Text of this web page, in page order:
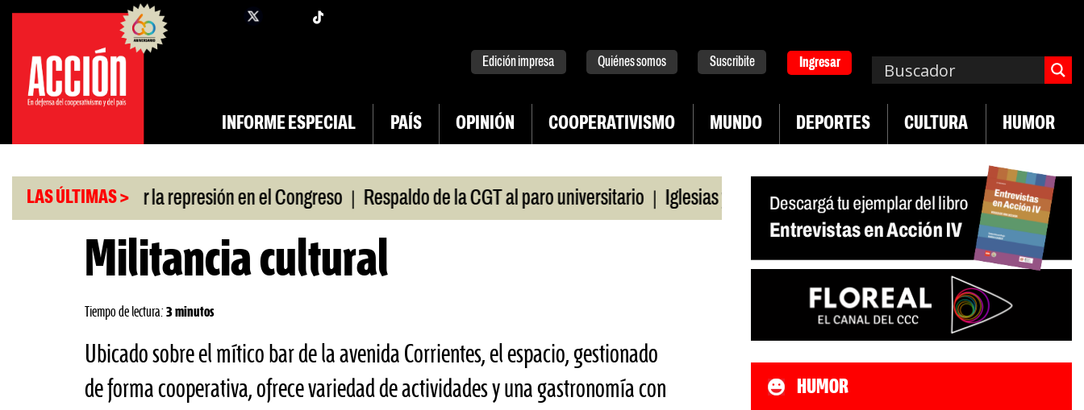
Saltar
contenido
facebook
Edición impresa Quiénes somos Suscribite Ingresar
INFORME ESPECIAL PAÍS OPINIÓN COOPERATIVISMO MUNDO DEPORTES CULTURA HUMOR
LAS ÚLTIMAS >
a policías por la represión en el Congreso | Respaldo de la CGT al paro universitario | Iglesias y templos asisten económicamente a la población |
Militancia cultural
Tiempo de lectura: 3 minutos
Ubicado sobre el mítico bar de la avenida Corrientes, el espacio, gestionado
de forma cooperativa, ofrece variedad de actividades y una gastronomía con
HUMOR